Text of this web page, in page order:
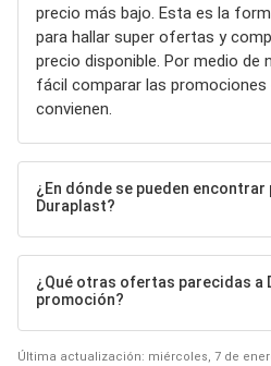
precio más bajo. Esta es la
para hallar super ofertas y
precio disponible. Por medio
fácil comparar las promociones
convienen.
¿En dónde se pueden
Duraplast?
¿Qué otras ofertas parecidas a
promoción?
Última actualización: miércoles, 7 de